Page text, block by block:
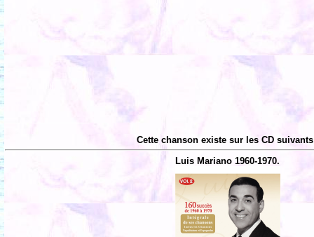
Cette chanson existe sur les CD
Luis Mariano 1960-1970.